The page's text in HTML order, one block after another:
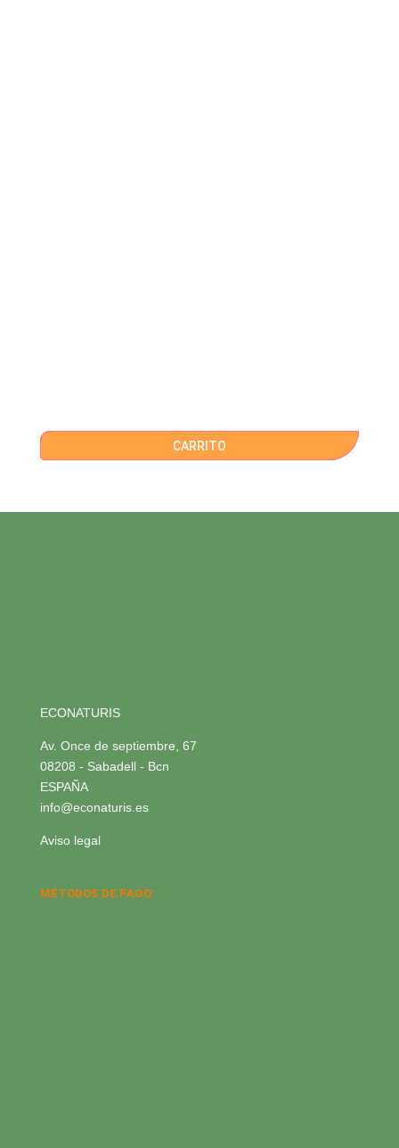
CARRITO
ECONATURIS
Av. Once de septiembre, 67
08208 - Sabadell - Bcn
ESPAÑA
info@econaturis.es
Aviso legal
MÉTODOS DE PAGO: